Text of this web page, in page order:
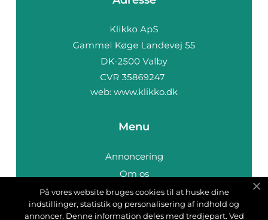
web: www.klikko.dk
Menu
Annoncering
Om os
Cookies
Kontakt os
På vores website bruges cookies til at huske dine
indstillinger, statistik og personalisering af indhold og
annoncer. Denne information deles med tredjepart. Ved